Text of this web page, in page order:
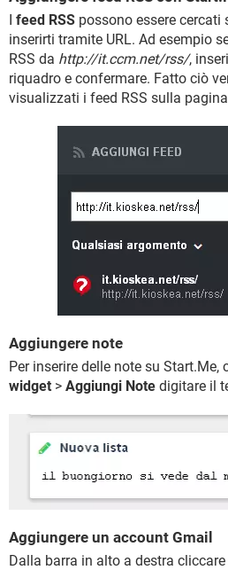
feed RSS possono essere
inserirti tramite URL. Ad esempio
RSS da http://it.ccm.net/rss/,
riquadro e confermare. Fatto ciò
visualizzati i feed RSS sulla
Aggiungere note
Per inserire delle note su Start.Me,
widget > Aggiungi Note digitare il
Aggiungere un account Gmail
Dalla barra in alto a destra cliccare